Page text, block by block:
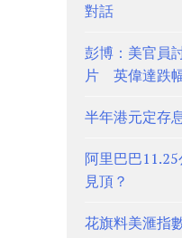
對話
彭博：美官員
片 英偉達跌
半年港元定存
阿里巴巴
見頂？
花旗料美滙指